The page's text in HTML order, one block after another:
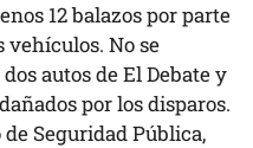
12 balazos por parte
vehículos. No se
autos de El Debate y
por los disparos.
Seguridad Pública,